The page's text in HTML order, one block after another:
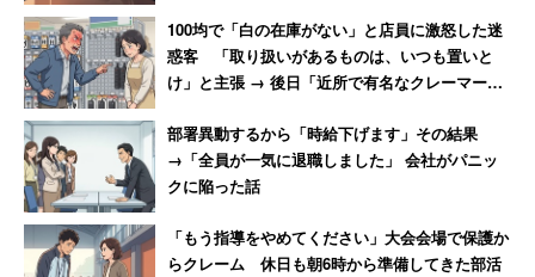
るそう。ようやくトイレを我慢するストレスからも解放さ
れたようだ。
100均で「白の在庫がない」と店員に激怒した迷
惑客 「取り扱いがあるものは、いつも置いと
け」と主張 → 後日「近所で有名なクレーマー」
部署異動するから「時給下げます」その結果
→「全員が一気に退職しました」 会社がパニッ
クに陥った話
「もう指導をやめてください」大会会場で保護か
らクレーム 休日も朝6時から準備してきた部活